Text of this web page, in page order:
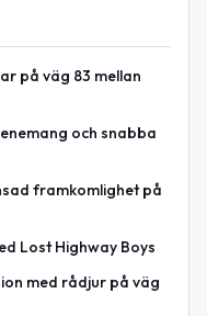
på väg 83 mellan
och snabba
framkomlighet på
Lost Highway Boys
med rådjur på väg